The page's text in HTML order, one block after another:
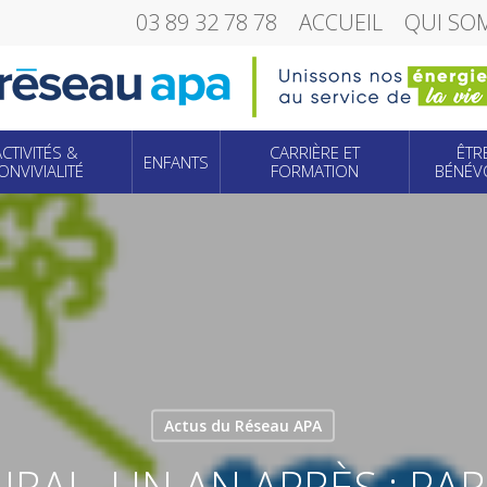
03 89 32 78 78 ACCUEIL QUI
&
ENFANTS
CARRIÈRE ET
FORMATION
Actus du Réseau APA